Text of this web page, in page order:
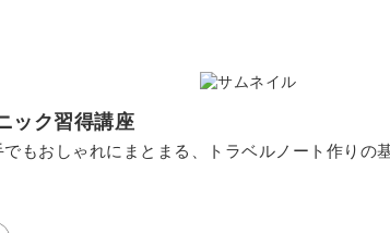
ック習得講座
もおしゃれにまとまる、トラベルノート作りの